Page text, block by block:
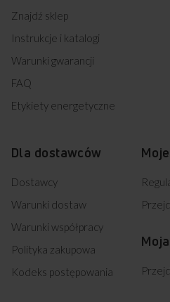
Znajdź sklep
Instrukcje i katalogi
Warunki gwarancji
FAQ
Etykiety energetyczne
Dla dostawców
Dostawcy
Warunki dostaw
Warunki współpracy
Polityka zakupowa
Kodeks postępowania